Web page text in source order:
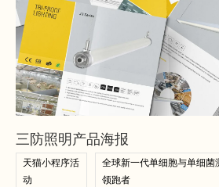
查看案例
查看案例
三防照明产品海报
天猫小程序活
动
全球新一代单细胞与单细菌
领跑者